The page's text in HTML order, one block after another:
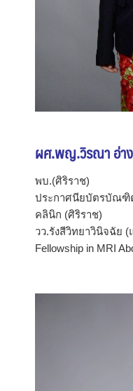
ผศ.พญ.วิรณา อ่า
พบ.(ศิริราช)
ประกาศนียบัตรบัณฑิ
คลินิก (ศิริราช)
วว.รังสีวิทยาวินิจฉัย
Fellowship in MRI